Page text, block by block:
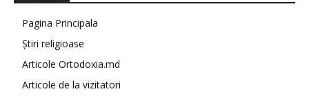
Pagina Principala
Știri religioase
Articole Ortodoxia.md
Articole de la vizitatori